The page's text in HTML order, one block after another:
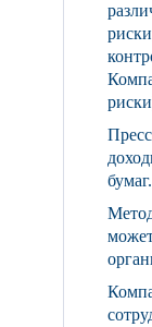
бумаг.